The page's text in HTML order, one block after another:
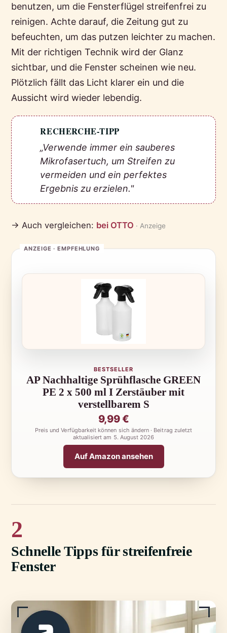
benutzen, um die Fensterflügel streifenfrei zu
reinigen. Achte darauf, die Zeitung gut zu
befeuchten, um das putzen leichter zu machen.
Mit der richtigen Technik wird der Glanz
sichtbar, und die Fenster scheinen wie neu.
Plötzlich fällt das Licht klarer ein und die
Aussicht wird wieder lebendig.
RECHERCHE-TIPP
„Verwende immer ein sauberes
Mikrofasertuch, um Streifen zu
vermeiden und ein perfektes
Ergebnis zu erzielen."
→ Auch vergleichen: bei OTTO · Anzeige
BESTSELLER
AP Nachhaltige Sprühflasche GREEN
PE 2 x 500 ml I Zerstäuber mit
verstellbarem S
9,99 €
Preis und Verfügbarkeit können sich ändern · Beitrag zuletzt
aktualisiert am 5. August 2026
Auf Amazon ansehen
2
Schnelle Tipps für streifenfreie
Fenster